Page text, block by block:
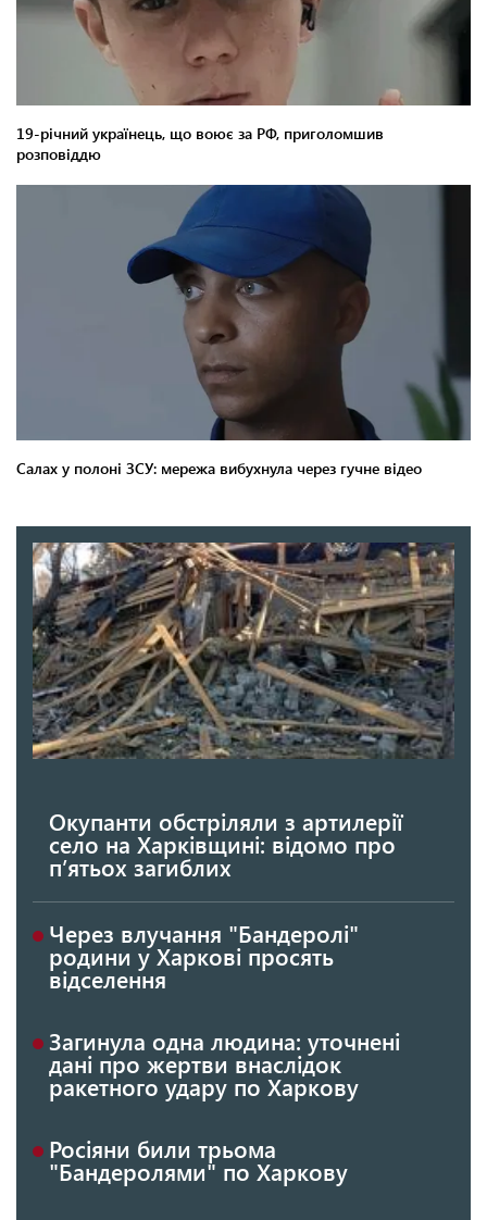
Окупанти обстріляли з артилерії
село на Харківщині: відомо про
п’ятьох загиблих
Через влучання "Бандеролі"
родини у Харкові просять
відселення
Загинула одна людина: уточнені
дані про жертви внаслідок
ракетного удару по Харкову
Росіяни били трьома
"Бандеролями" по Харкову